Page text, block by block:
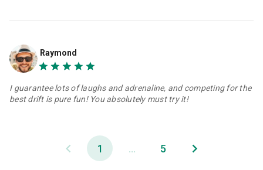
Raymond
I guarantee lots of laughs and adrenaline, and competing for the
best drift is pure fun! You absolutely must try it!
1 ... 5